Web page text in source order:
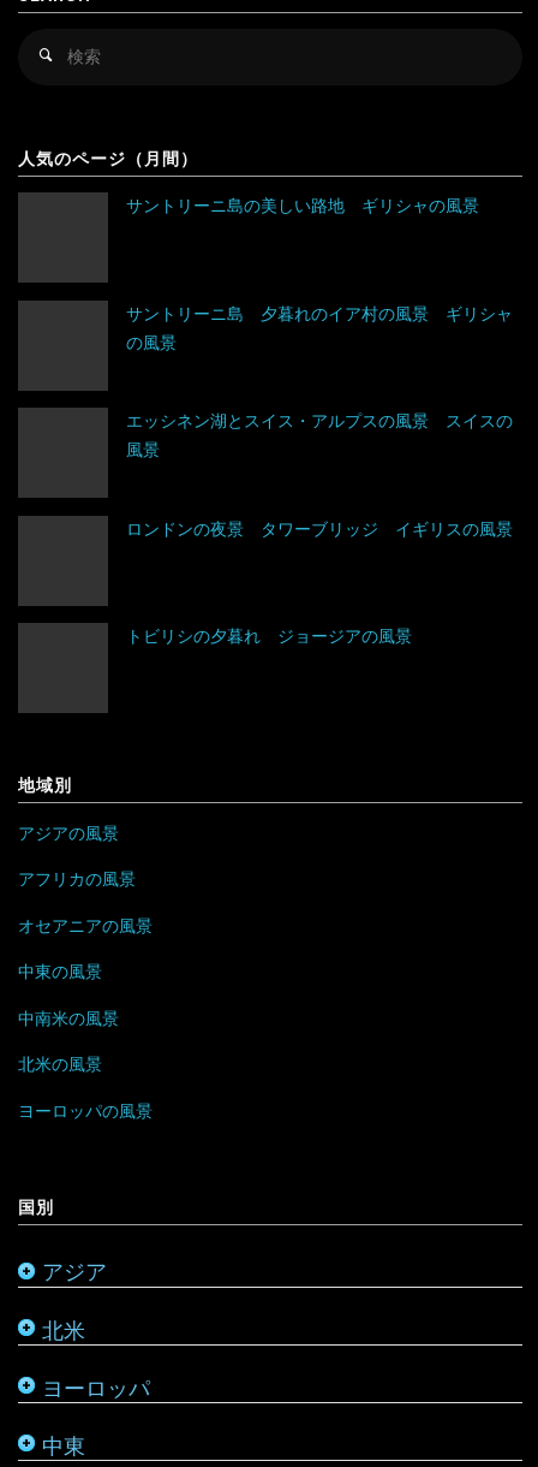
検
人気のページ（月間）
サントリーニ島の美しい路地 ギリシャの風景
サントリーニ島 夕暮れのイア村の風景 ギリシャ
の風景
エッシネン湖とスイス・アルプスの風景 スイスの
風景
ロンドンの夜景 タワーブリッジ イギリスの風景
トビリシの夕暮れ ジョージアの風景
地域別
アジアの風景
アフリカの風景
オセアニアの風景
中東の風景
中南米の風景
北米の風景
ヨーロッパの風景
国別
アジア
キルギス
シンガポール
タイ
タジキスタン
チベット
中国
パキスタン
ブータン
ベトナム
ボルネオ
マレーシア
モルディブ
北米
カナダ
メキシコ
ヨーロッパ
セルビア
チェコ
ドイツ
バチカン市国
ハンガリー
フィンランド
ブルガリア
ベルギー
マルタ
モナコ
モンテネグロ
リトアニア
ルクセンブルク
ロシア
タタールスタン共和国
中東
イエメン
イスラエル
イラン
クウェート
バーレーン
パレスチナ
ヨルダン
レバノン
アンティグア・バーブーダ
エクアドル
グアテマラ
コスタリカ
ジャマイカ
トリニダード・トバゴ
ニカラグア
ハイチ
パラグアイ
ブラジル
ベネズエラ
ベリーズ
ペルー
ボリビア
ウガンダ
エチオピア
カメルーン
ザンビア
ジンバブエ
スーダン
チュニジア
マダガスカル
マラウイ
南アフリカ
モザンビーク
モロッコ
オーストラリア
サモア
ソロモン諸島
トンガ
ニュージーランド
バヌアツ